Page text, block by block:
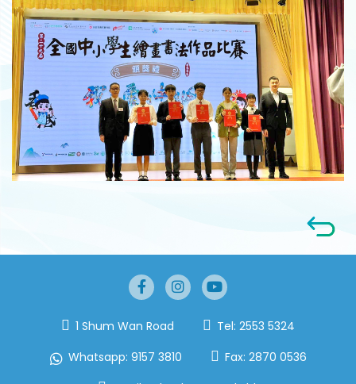
1 Shum Wan Road Tel: 2553 5324
Whatsapp: 9157 3810 Fax: 2870 0536